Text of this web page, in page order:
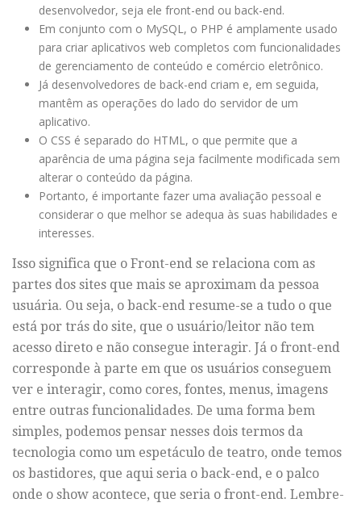
desenvolvedor, seja ele front-end ou back-end.
Em conjunto com o MySQL, o PHP é amplamente usado
para criar aplicativos web completos com funcionalidades
de gerenciamento de conteúdo e comércio eletrônico.
Já desenvolvedores de back-end criam e, em seguida,
mantêm as operações do lado do servidor de um
aplicativo.
O CSS é separado do HTML, o que permite que a
aparência de uma página seja facilmente modificada sem
alterar o conteúdo da página.
Portanto, é importante fazer uma avaliação pessoal e
considerar o que melhor se adequa às suas habilidades e
interesses.
Isso significa que o Front-end se relaciona com as
partes dos sites que mais se aproximam da pessoa
usuária. Ou seja, o back-end resume-se a tudo o que
está por trás do site, que o usuário/leitor não tem
acesso direto e não consegue interagir. Já o front-end
corresponde à parte em que os usuários conseguem
ver e interagir, como cores, fontes, menus, imagens
entre outras funcionalidades. De uma forma bem
simples, podemos pensar nesses dois termos da
tecnologia como um espetáculo de teatro, onde temos
os bastidores, que aqui seria o back-end, e o palco
onde o show acontece, que seria o front-end. Lembre-